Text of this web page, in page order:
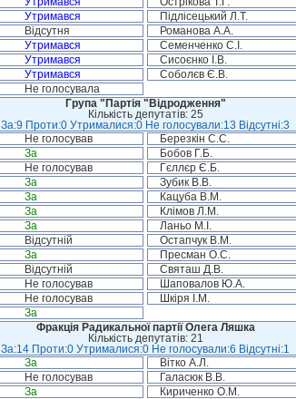
Утримався Підлісецький Л.Т.
Відсутня Романова А.А.
Утримався Семенченко С.І.
Утримався Сисоєнко І.В.
Утримався Соболєв Є.В.
Не голосувала
Група "Партія "Відродження"
Кількість депутатів: 25
За:9 Проти:0 Утрималися:0 Не голосували:13 Відсутні:3
Не голосував Березкін С.С.
За Бобов Г.Б.
Не голосував Гєллєр Є.Б.
За Зубик В.В.
За Кацуба В.М.
За Клімов Л.М.
За Ланьо М.І.
Відсутній Остапчук В.М.
За Пресман О.С.
Відсутній Святаш Д.В.
Не голосував Шаповалов Ю.А.
Не голосував Шкіря І.М.
За
Фракція Радикальної партії Олега Ляшка
Кількість депутатів: 21
За:14 Проти:0 Утрималися:0 Не голосували:6 Відсутні:1
За Вітко А.Л.
Не голосував Галасюк В.В.
За Кириченко О.М.